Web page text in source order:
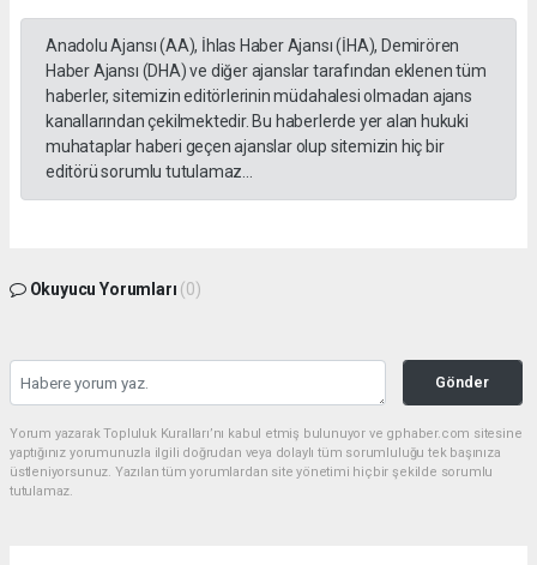
Anadolu Ajansı (AA), İhlas Haber Ajansı (İHA), Demirören
Haber Ajansı (DHA) ve diğer ajanslar tarafından eklenen tüm
haberler, sitemizin editörlerinin müdahalesi olmadan ajans
kanallarından çekilmektedir. Bu haberlerde yer alan hukuki
muhataplar haberi geçen ajanslar olup sitemizin hiç bir
editörü sorumlu tutulamaz...
Okuyucu Yorumları (0)
Gönder
Yorum yazarak Topluluk Kuralları’nı kabul etmiş bulunuyor ve gphaber.com sitesine
yaptığınız yorumunuzla ilgili doğrudan veya dolaylı tüm sorumluluğu tek başınıza
üstleniyorsunuz. Yazılan tüm yorumlardan site yönetimi hiçbir şekilde sorumlu
tutulamaz.